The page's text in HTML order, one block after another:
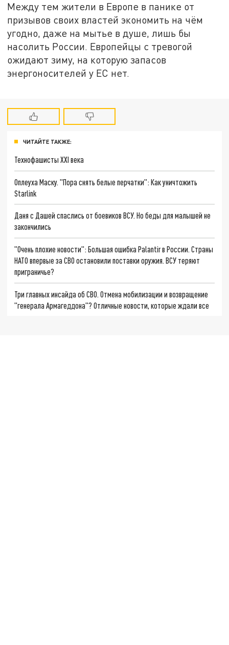
Между тем жители в Европе в панике от
призывов своих властей экономить на чём
угодно, даже на мытье в душе, лишь бы
насолить России. Европейцы с тревогой
ожидают зиму, на которую запасов
энергоносителей у ЕС нет.
ЧИТАЙТЕ ТАКЖЕ:
Технофашисты XXI века
Оплеуха Маску. "Пора снять белые перчатки": Как уничтожить
Starlink
Даня с Дашей спаслись от боевиков ВСУ. Но беды для малышей не
закончились
"Очень плохие новости": Большая ошибка Palantir в России. Страны
НАТО впервые за СВО остановили поставки оружия. ВСУ теряют
приграничье?
Три главных инсайда об СВО. Отмена мобилизации и возвращение
"генерала Армагеддона"? Отличные новости, которые ждали все